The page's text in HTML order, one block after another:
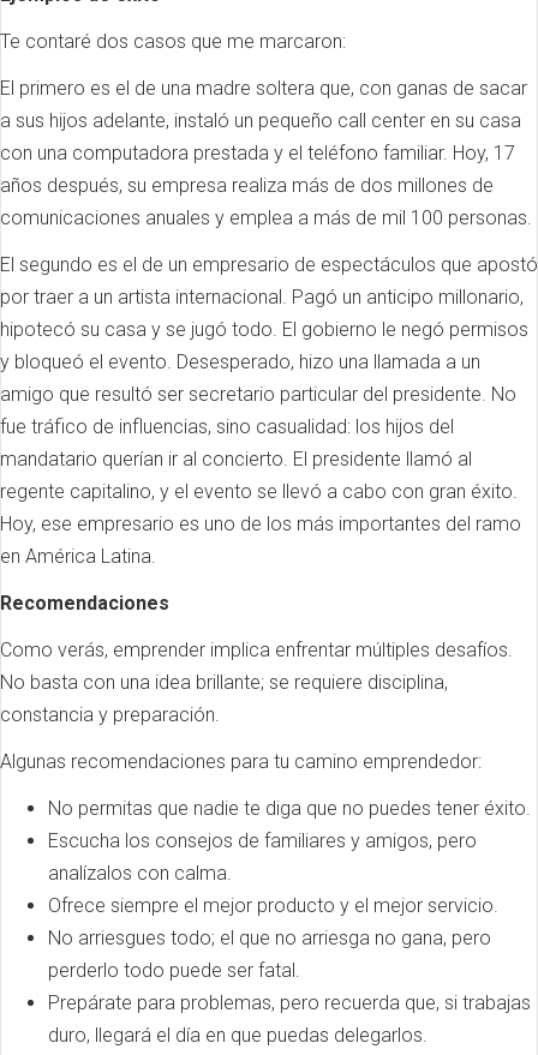
Te contaré dos casos que me marcaron:
El primero es el de una madre soltera que, con ganas de sacar
a sus hijos adelante, instaló un pequeño call center en su casa
con una computadora prestada y el teléfono familiar. Hoy, 17
años después, su empresa realiza más de dos millones de
comunicaciones anuales y emplea a más de mil 100 personas.
El segundo es el de un empresario de espectáculos que apostó
por traer a un artista internacional. Pagó un anticipo millonario,
hipotecó su casa y se jugó todo. El gobierno le negó permisos
y bloqueó el evento. Desesperado, hizo una llamada a un
amigo que resultó ser secretario particular del presidente. No
fue tráfico de influencias, sino casualidad: los hijos del
mandatario querían ir al concierto. El presidente llamó al
regente capitalino, y el evento se llevó a cabo con gran éxito.
Hoy, ese empresario es uno de los más importantes del ramo
en América Latina.
Recomendaciones
Como verás, emprender implica enfrentar múltiples desafíos.
No basta con una idea brillante; se requiere disciplina,
constancia y preparación.
Algunas recomendaciones para tu camino emprendedor:
No permitas que nadie te diga que no puedes tener éxito.
Escucha los consejos de familiares y amigos, pero
analízalos con calma.
Ofrece siempre el mejor producto y el mejor servicio.
No arriesgues todo; el que no arriesga no gana, pero
perderlo todo puede ser fatal.
Prepárate para problemas, pero recuerda que, si trabajas
duro, llegará el día en que puedas delegarlos.